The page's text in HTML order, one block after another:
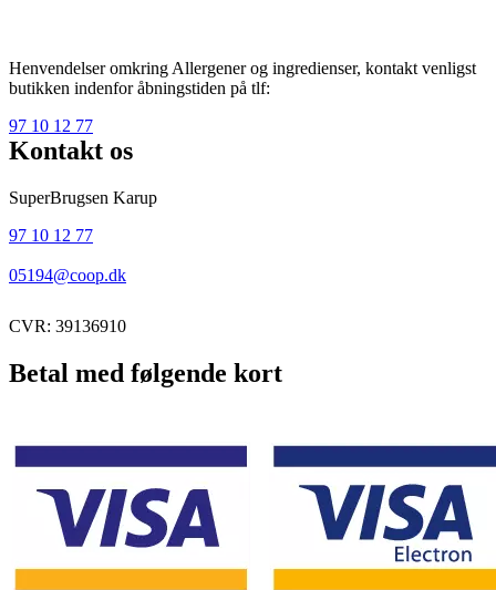
Henvendelser omkring Allergener og ingredienser, kontakt venligst
butikken indenfor åbningstiden på tlf:
97 10 12 77
Kontakt os
SuperBrugsen Karup
97 10 12 77
05194@coop.dk
CVR: 39136910
Betal med følgende kort